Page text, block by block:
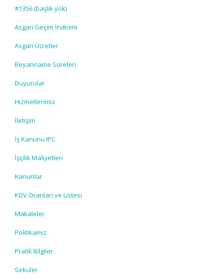
#1356 (başlık yok)
Asgari Geçim İndirimi
Asgari Ücretler
Beyanname Süreleri
Duyurular
Hizmetlerimiz
İletişim
İş Kanunu IPC
İşçilik Maliyetleri
Kanunlar
KDV Oranları ve Listesi
Makaleler
Politikamız
Pratik Bilgiler
Sirküler